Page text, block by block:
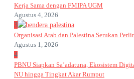
Kerja Sama dengan FMIPA UGM
Agustus 4, 2026
3
Organisasi Arab dan Palestina Serukan
Agustus 1, 2026
4
PBNU Siapkan Sa’adatuna, Ekosistem
NU hingga Tingkat Akar Rumput